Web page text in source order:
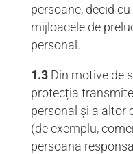
persoane, decid
mijloacele de
personal.
1.3Din motive de
protecția
personal și a altor
(de exemplu,
persoana